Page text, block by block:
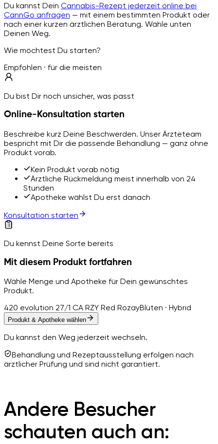
Du kannst Dein Cannabis-Rezept jederzeit online bei
CannGo anfragen — mit einem bestimmten Produkt oder
nach einer kurzen ärztlichen Beratung. Wähle unten
Deinen Weg.
Wie möchtest Du starten?
Empfohlen · für die meisten
Du bist Dir noch unsicher, was passt
Online-Konsultation starten
Beschreibe kurz Deine Beschwerden. Unser Ärzteteam
bespricht mit Dir die passende Behandlung — ganz ohne
Produkt vorab.
Kein Produkt vorab nötig
Ärztliche Rückmeldung meist innerhalb von 24
Stunden
Apotheke wählst Du erst danach
Konsultation starten
Du kennst Deine Sorte bereits
Mit diesem Produkt fortfahren
Wähle Menge und Apotheke für Dein gewünschtes
Produkt.
420 evolution 27/1 CA RZY Red RozayBlüten · Hybrid
Produkt & Apotheke wählen
Du kannst den Weg jederzeit wechseln.
Behandlung und Rezeptausstellung erfolgen nach
ärztlicher Prüfung und sind nicht garantiert.
Andere Besucher
schauten auch an: